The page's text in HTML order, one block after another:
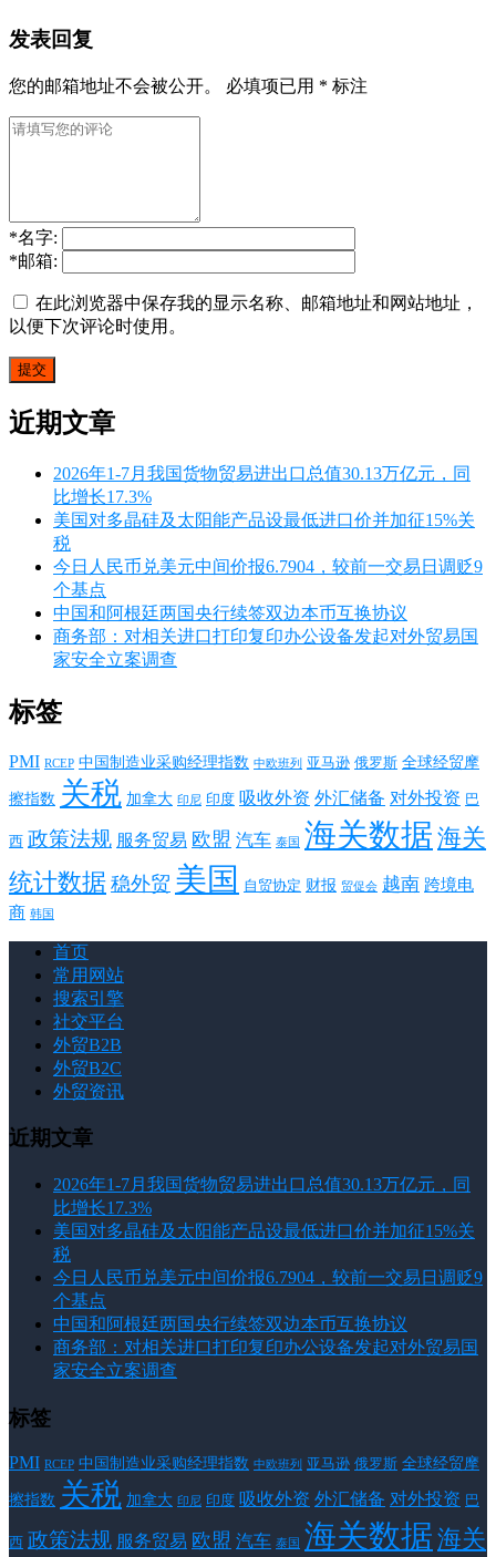
发表回复
您的邮箱地址不会被公开。 必填项已用 * 标注
*名字:
*邮箱:
在此浏览器中保存我的显示名称、邮箱地址和网站地址，
以便下次评论时使用。
近期文章
2026年1-7月我国货物贸易进出口总值30.13万亿元，同
比增长17.3%
美国对多晶硅及太阳能产品设最低进口价并加征15%关
税
今日人民币兑美元中间价报6.7904，较前一交易日调贬9
个基点
中国和阿根廷两国央行续签双边本币互换协议
商务部：对相关进口打印复印办公设备发起对外贸易国
家安全立案调查
标签
PMI RCEP 中国制造业采购经理指数 中欧班列 亚马逊 俄罗斯 全球经贸摩
擦指数 关税 加拿大 印尼 印度 吸收外资 外汇储备 对外投资 巴
西 政策法规 服务贸易 欧盟 汽车 泰国 海关数据 海关
统计数据 稳外贸 美国 自贸协定 财报 贸促会 越南 跨境电
商 韩国
首页
常用网站
搜索引擎
社交平台
外贸B2B
外贸B2C
外贸资讯
近期文章
2026年1-7月我国货物贸易进出口总值30.13万亿元，同
比增长17.3%
美国对多晶硅及太阳能产品设最低进口价并加征15%关
税
今日人民币兑美元中间价报6.7904，较前一交易日调贬9
个基点
中国和阿根廷两国央行续签双边本币互换协议
商务部：对相关进口打印复印办公设备发起对外贸易国
家安全立案调查
标签
PMI RCEP 中国制造业采购经理指数 中欧班列 亚马逊 俄罗斯 全球经贸摩
擦指数 关税 加拿大 印尼 印度 吸收外资 外汇储备 对外投资 巴
西 政策法规 服务贸易 欧盟 汽车 泰国 海关数据 海关